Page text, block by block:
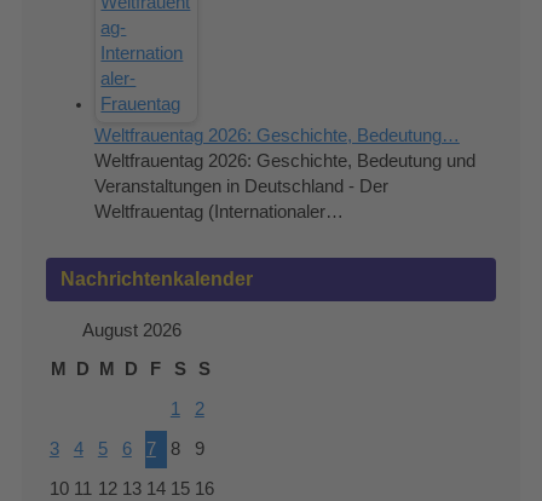
Weltfrauentag 2026: Geschichte, Bedeutung…
Weltfrauentag 2026: Geschichte, Bedeutung und
Veranstaltungen in Deutschland - Der
Weltfrauentag (Internationaler…
Nachrichtenkalender
August 2026
M
D M D F S S
1 2
3 4 5 6 7 8 9
10 11 12 13 14 15 16